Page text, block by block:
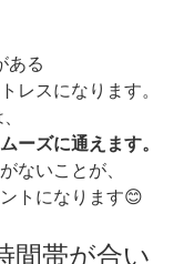
ある
レスになります。
ーズに通えます。
ないことが、
トになります😊
間帯が合い